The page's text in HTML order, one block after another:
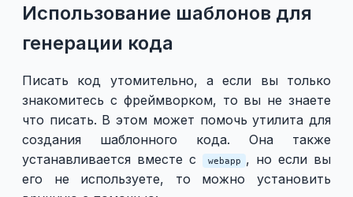
Использование шаблонов для
генерации кода
Писать код утомительно, а если вы только
знакомитесь с фреймворком, то вы не знаете
что писать. В этом может помочь утилита для
создания шаблонного кода. Она также
устанавливается вместе с webapp , но если вы
его не используете, то можно установить